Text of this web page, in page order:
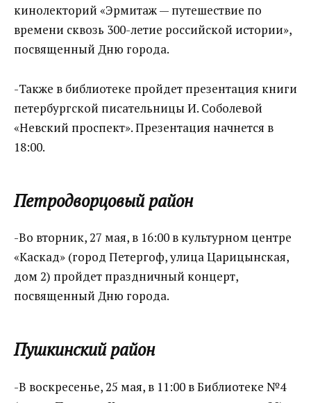
кинолекторий «Эрмитаж — путешествие по
времени сквозь 300-летие российской истории»,
посвященный Дню города.
-Также в библиотеке пройдет презентация книги
петербургской писательницы И. Соболевой
«Невский проспект». Презентация начнется в
18:00.
Петродворцовый район
-Во вторник, 27 мая, в 16:00 в культурном центре
«Каскад» (город Петергоф, улица Царицынская,
дом 2) пройдет праздничный концерт,
посвященный Дню города.
Пушкинский район
-В воскресенье, 25 мая, в 11:00 в Библиотеке №4